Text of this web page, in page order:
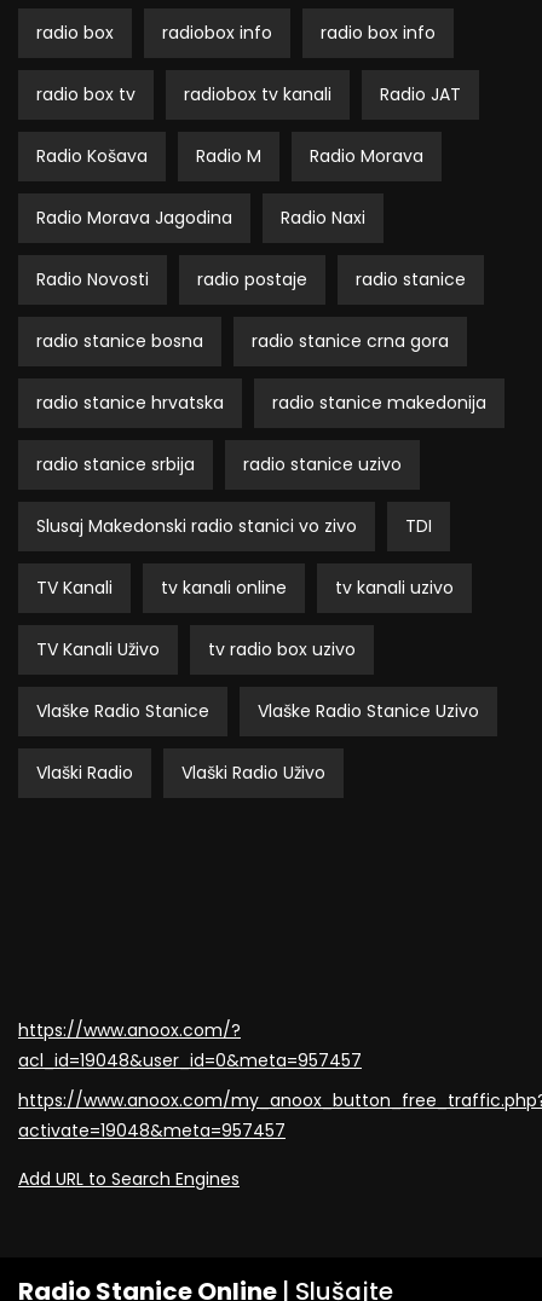
radio box radiobox info radio box info
radio box tv radiobox tv kanali Radio JAT
Radio Košava Radio M Radio Morava
Radio Morava Jagodina Radio Naxi
Radio Novosti radio postaje radio stanice
radio stanice bosna radio stanice crna gora
radio stanice hrvatska radio stanice makedonija
radio stanice srbija radio stanice uzivo
Slusaj Makedonski radio stanici vo zivo TDI
TV Kanali tv kanali online tv kanali uzivo
TV Kanali Uživo tv radio box uzivo
Vlaške Radio Stanice Vlaške Radio Stanice Uzivo
Vlaški Radio Vlaški Radio Uživo
https://www.anoox.com/?
acl_id=19048&user_id=0&meta=957457
https://www.anoox.com/
activate=19048&meta=957457
Add URL to Search Engines
Radio Stanice Online | Slušajte